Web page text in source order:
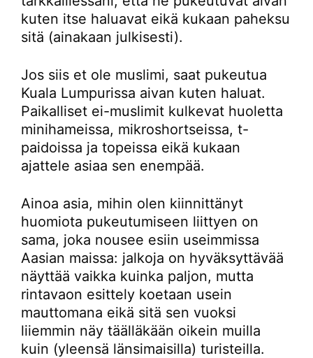
kuten itse haluavat eikä kukaan paheksu
sitä (ainakaan julkisesti).
Jos siis et ole muslimi, saat pukeutua
Kuala Lumpurissa aivan kuten haluat.
Paikalliset ei-muslimit kulkevat huoletta
minihameissa, mikroshortseissa, t-
paidoissa ja topeissa eikä kukaan
ajattele asiaa sen enempää.
Ainoa asia, mihin olen kiinnittänyt
huomiota pukeutumiseen liittyen on
sama, joka nousee esiin useimmissa
Aasian maissa: jalkoja on hyväksyttävää
näyttää vaikka kuinka paljon, mutta
rintavaon esittely koetaan usein
mauttomana eikä sitä sen vuoksi
liiemmin näy täälläkään oikein muilla
kuin (yleensä länsimaisilla) turisteilla.